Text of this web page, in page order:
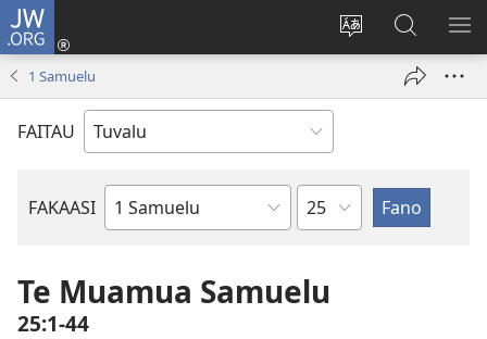
JW.ORG
`Fuli
Fano
new
‵Sala
ki
te
1 Samuelu
FAITAU
FAKAASI
Tusi
Tusi
Mataupu
Te Muamua Samuelu
25:1-44